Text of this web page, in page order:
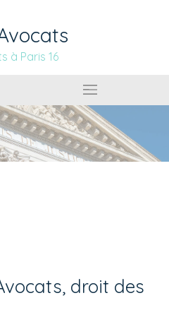
à Paris 16
droit des